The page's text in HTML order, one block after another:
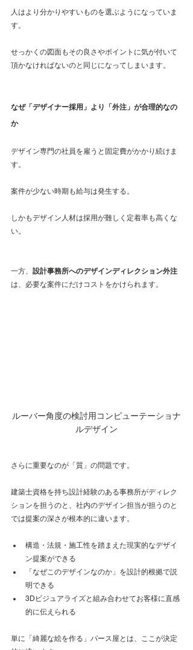
人はより分かりやすいものを選ぶようになっていま
す。
せっかくの図面もその良さやポイントに気が付いて
頂かなければないのと同じになってしまいます。
なぜ「デザイナー採用」より「外注」が合理的なの
か
デザイン専門の社員を雇うと固定費がかかり続けま
す。
案件が少ない時期も給与は発生する。
しかもデザイン人材は採用が難しく定着率も高くな
い。
一方、 設計事務所へのデザインディレクション外注
は、必要な案件にだけコストをかけられます。
ルーバー角度の検討用コンピューテーショナ
ルデザイン
さらに重要なのが「質」の問題です。
建築士資格を持ち設計経験のある事務所がディレク
ションを担うのと、社内のデザイン担当が担うのと
では提案の深さが根本的に違います。
構造・法規・施工性を踏まえた現実的なデザイ
ン提案ができる
「なぜこのデザインなのか」を設計的根拠で説
明できる
3Dビジュアライズと組み合わせてお客様に直感
的に伝えられる
単に「綺麗な絵を作る」パース屋とは、ここが決定